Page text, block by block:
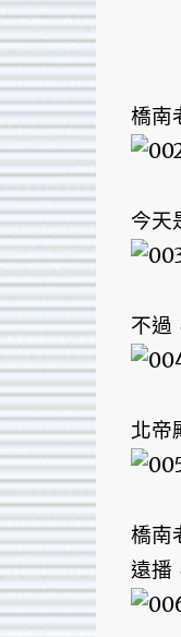
橋南
今天
不過
北帝
橋南
遠播